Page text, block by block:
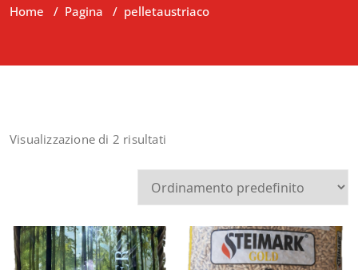
Home / Pagina / pelletaustriaco
Visualizzazione di 2 risultati